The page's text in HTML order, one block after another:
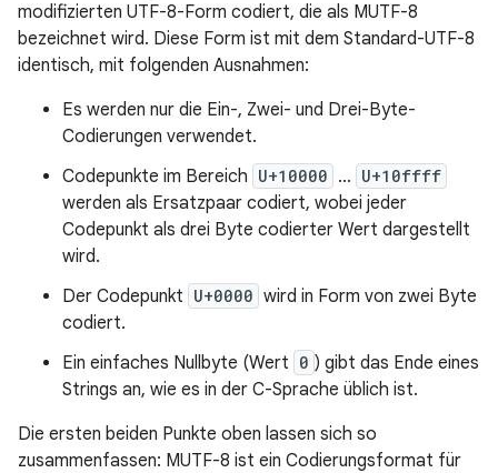
modifizierten UTF-8-Form codiert, die als MUTF-8
bezeichnet wird. Diese Form ist mit dem Standard-UTF-8
identisch, mit folgenden Ausnahmen:
Es werden nur die Ein-, Zwei- und Drei-Byte-
Codierungen verwendet.
Codepunkte im Bereich U+10000 … U+10ffff
werden als Ersatzpaar codiert, wobei jeder
Codepunkt als drei Byte codierter Wert dargestellt
wird.
Der Codepunkt U+0000 wird in Form von zwei Byte
codiert.
Ein einfaches Nullbyte (Wert 0 ) gibt das Ende eines
Strings an, wie es in der C-Sprache üblich ist.
Die ersten beiden Punkte oben lassen sich so
zusammenfassen: MUTF-8 ist ein Codierungsformat für